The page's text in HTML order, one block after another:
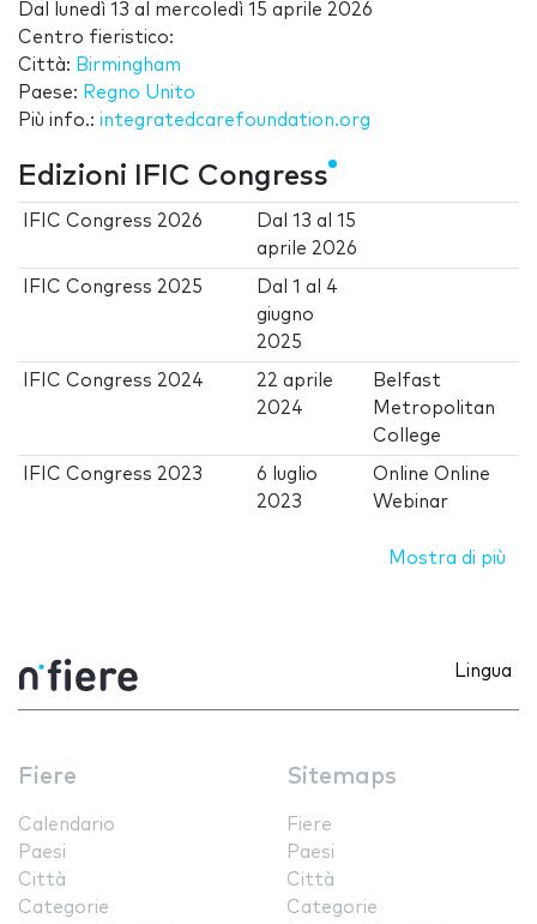
Dal lunedì 13 al mercoledì 15 aprile 2026
Centro fieristico:
Città: Birmingham
Paese: Regno Unito
Più info.: integratedcarefoundation.org
Edizioni IFIC Congress
IFIC Congress 2026 Dal13 al15
aprile 2026
IFIC Congress 2025 Dal1 al 4
giugno
2025
IFIC Congress 2024
22 aprile
2024
Belfast
Metropolitan
College
IFIC Congress 2023
6 luglio
2023
Online Online
Webinar
Mostra di più
Lingua
Fiere
Calendario
Paesi
Città
Categorie
Sitemaps
Fiere
Paesi
Città
Categorie